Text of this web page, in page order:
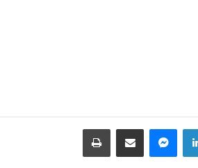
لينكدإن